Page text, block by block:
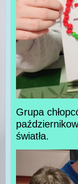
Grupa
światła.